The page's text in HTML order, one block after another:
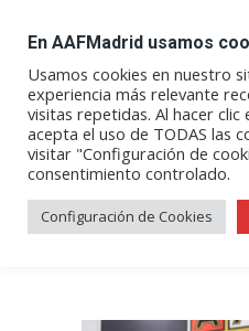
Los trenes de
(Por
En AAFMadrid usamos
Usamos cookies en nuestro
experiencia más relevante
visitas repetidas. Al hacer clic
acepta el uso de TODAS las
visitar "Configuración de
consentimiento controlado.
Configuración de Cookies